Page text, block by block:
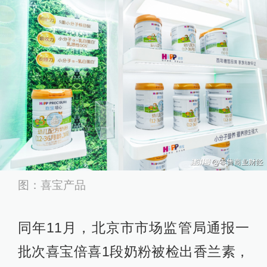
图：喜宝产品
同年11月，北京市市场监管局通报一
批次喜宝倍喜1段奶粉被检出香兰素，